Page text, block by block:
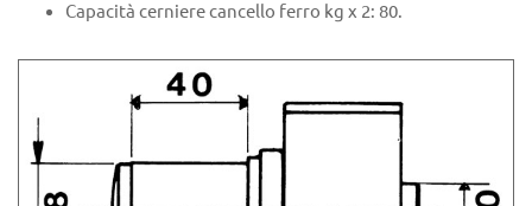
Capacità cerniere cancello ferro kg x 2: 80.